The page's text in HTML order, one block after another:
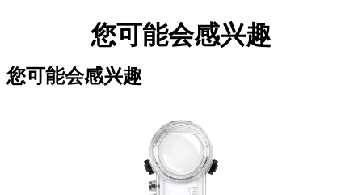
您可能会感兴趣
您可能会感兴趣